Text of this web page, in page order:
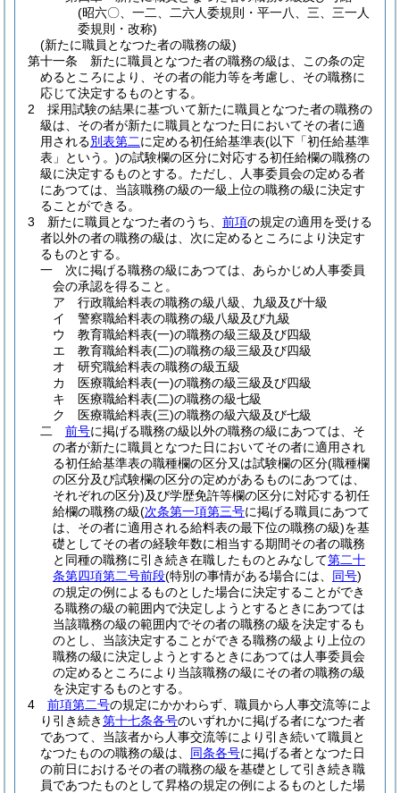
(昭六〇、一二、二六人委規則・平一八、三、三一人
委規則・改称)
(新たに職員となつた者の職務の級)
第十一条
新たに職員となつた者の職務の級は、この条の定
めるところにより、その者の能力等を考慮し、その職務に
応じて決定するものとする。
2
採用試験の結果に基づいて新たに職員となつた者の職務の
級は、その者が新たに職員となつた日においてその者に適
用される別表第二に定める初任給基準表(以下「初任給基準
表」という。)の試験欄の区分に対応する初任給欄の職務の
級に決定するものとする。 ただし、人事委員会の定める者
にあつては、当該職務の級の一級上位の職務の級に決定す
ることができる。
3
新たに職員となつた者のうち、 前項の規定の適用を受ける
者以外の者の職務の級は、次に定めるところにより決定す
るものとする。
一
次に掲げる職務の級にあつては、あらかじめ人事委員
会の承認を得ること。
ア
行政職給料表の職務の級八級、九級及び十級
イ
警察職給料表の職務の級八級及び九級
ウ
教育職給料表(一)の職務の級三級及び四級
エ
教育職給料表(二)の職務の級三級及び四級
オ
研究職給料表の職務の級五級
カ
医療職給料表(一)の職務の級三級及び四級
キ
医療職給料表(二)の職務の級七級
ク
医療職給料表(三)の職務の級六級及び七級
二
前号に掲げる職務の級以外の職務の級にあつては、そ
の者が新たに職員となつた日においてその者に適用され
る初任給基準表の職種欄の区分又は試験欄の区分(職種欄
の区分及び試験欄の区分の定めがあるものにあつては、
それぞれの区分)及び学歴免許等欄の区分に対応する初任
給欄の職務の級(次条第一項第三号に掲げる職員にあつて
は、その者に適用される給料表の最下位の職務の級)を基
礎としてその者の経験年数に相当する期間その者の職務
と同種の職務に引き続き在職したものとみなして第二十
条第四項第二号前段(特別の事情がある場合には、 同号)
の規定の例によるものとした場合に決定することができ
る職務の級の範囲内で決定しようとするときにあつては
当該職務の級の範囲内でその者の職務の級を決定するも
のとし、当該決定することができる職務の級より上位の
職務の級に決定しようとするときにあつては人事委員会
の定めるところにより当該職務の級にその者の職務の級
を決定するものとする。
4
前項第二号の規定にかかわらず、職員から人事交流等によ
り引き続き第十七条各号のいずれかに掲げる者になつた者
であつて、当該者から人事交流等により引き続いて職員と
なつたものの職務の級は、 同条各号に掲げる者となつた日
の前日におけるその者の職務の級を基礎として引き続き職
員であつたものとして昇格の規定の例によるものとした場